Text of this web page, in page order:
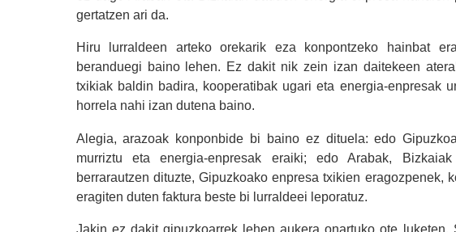
gertatzen ari da.
Hiru lurraldeen arteko orekarik eza konpontzeko hainbat
beranduegi baino lehen. Ez dakit nik zein izan daitekeen
txikiak baldin badira, kooperatibak ugari eta energia-enpresak
horrela nahi izan dutena baino.
Alegia, arazoak konponbide bi baino ez dituela: edo
murriztu eta energia-enpresak eraiki; edo Arabak,
berrarautzen dituzte, Gipuzkoako enpresa txikien eragozpenek,
eragiten duten faktura beste bi lurraldeei leporatuz.
Jakin ez dakit gipuzkoarrek lehen aukera onartuko ote